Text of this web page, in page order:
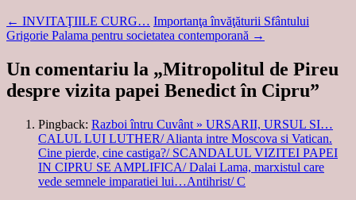
← INVITAŢIILE CURG… Importanţa învăţăturii Sfântului
Grigorie Palama pentru societatea contemporană →
Un comentariu la „Mitropolitul de Pireu
despre vizita papei Benedict în Cipru”
Pingback: Razboi întru Cuvânt » URSARII, URSUL SI…
CALUL LUI LUTHER/ Alianta intre Moscova si Vatican.
Cine pierde, cine castiga?/ SCANDALUL VIZITEI PAPEI
IN CIPRU SE AMPLIFICA/ Dalai Lama, marxistul care
vede semnele imparatiei lui…Antihrist/ C